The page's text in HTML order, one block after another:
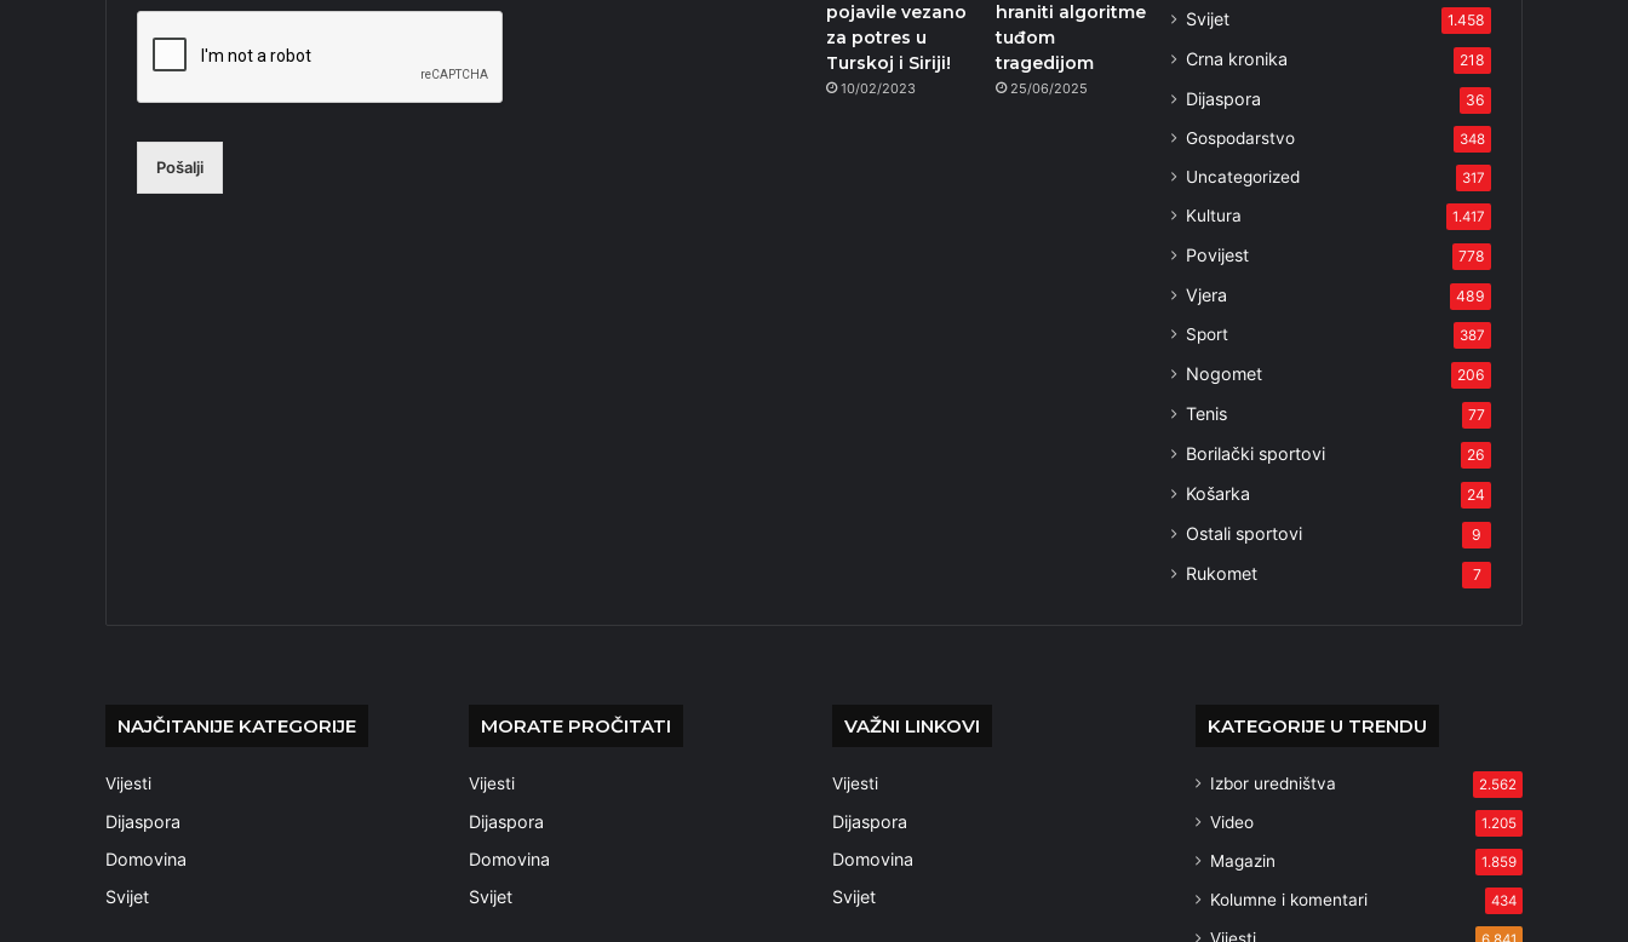
Pošalji
pojavile vezano
za potres u
Turskoj i Siriji!
10/02/2023
hraniti algoritme
tuđom
tragedijom
25/06/2025
Svijet 1.458
Crna kronika 218
Dijaspora 36
Gospodarstvo 348
Uncategorized 317
Kultura 1.417
Povijest 778
Vjera 489
Sport 387
Nogomet 206
Tenis 77
Borilački sportovi 26
Košarka 24
Ostali sportovi 9
Rukomet 7
NAJČITANIJE KATEGORIJE
Vijesti
Dijaspora
Domovina
Svijet
MORATE PROČITATI
Vijesti
Dijaspora
Domovina
Svijet
VAŽNI LINKOVI
Vijesti
Dijaspora
Domovina
Svijet
KATEGORIJE U TRENDU
Izbor uredništva 2.562
Video 1.205
Magazin 1.859
Kolumne i komentari 434